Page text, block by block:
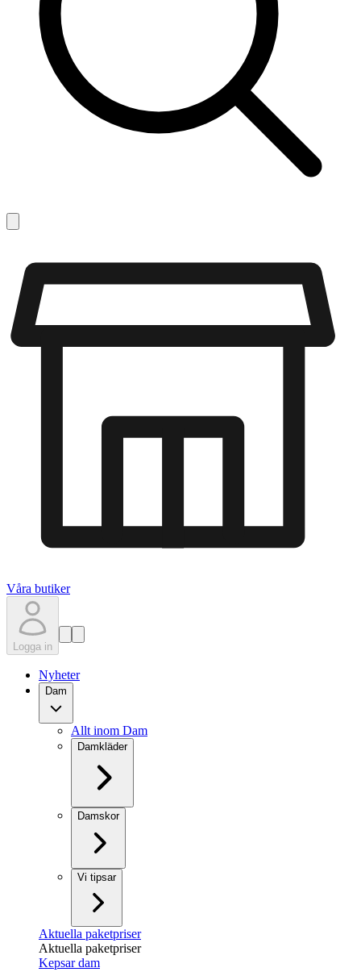
Våra butiker
Logga in
Nyheter
Dam
Allt inom Dam
Damkläder
Damskor
Vi tipsar
Aktuella paketpriser
Aktuella paketpriser
Kepsar dam